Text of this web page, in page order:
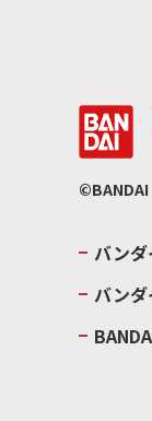
©BANDAI
バンダ
バンダ